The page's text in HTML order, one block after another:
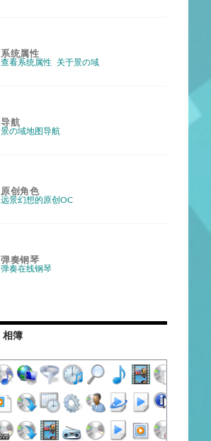
系统属性
查看系统属性 关于景の域
导航
景の域地图导航
原创角色
远景幻想的原创OC
弹奏钢琴
弹奏在线钢琴
相簿